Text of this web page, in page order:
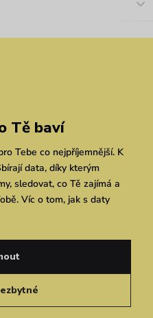
údajů
Tě baví
Tebe co nejpříjemnější. K
data, díky kterým
sledovat, co Tě zajímá a
Víc o tom, jak s daty